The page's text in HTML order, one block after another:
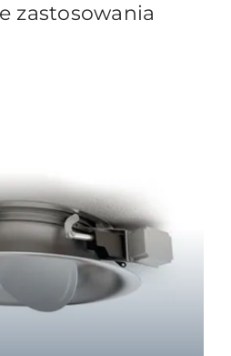
zastosowania